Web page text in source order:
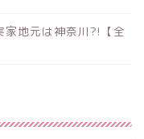
地元は神奈川?!【全